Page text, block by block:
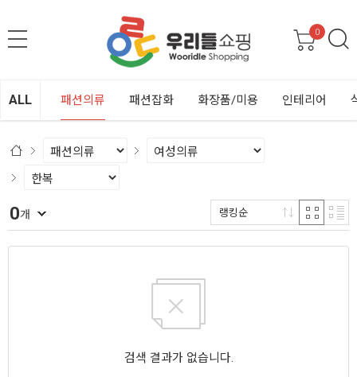
0
ALL 패션의류 패션잡화 화장품/미용 인테리어
0개 랭킹순
검색 결과가 없습니다.